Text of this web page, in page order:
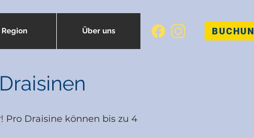
Region Über uns
Pro Draisine können bis zu 4